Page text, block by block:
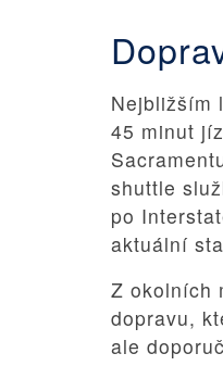
Nejbližším
45 minut
shuttle
po
aktuální
Z okolních
dopravu,
ale